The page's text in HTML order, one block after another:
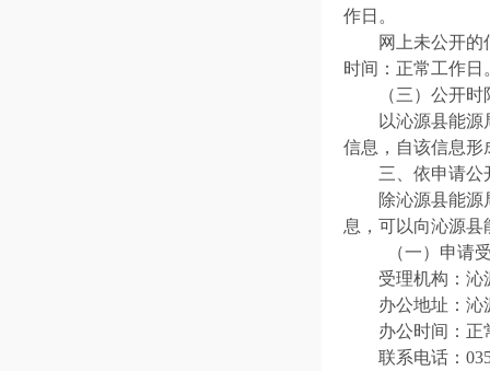
作日。
网上未公开
时间：正常工作日
（三）公开时
以沁源县能
信息，自该信息形
三、依申请
除沁源县能
息，可以向沁源
（一）申请
受理机构：
办公地址：
办公时间：
联系电话：